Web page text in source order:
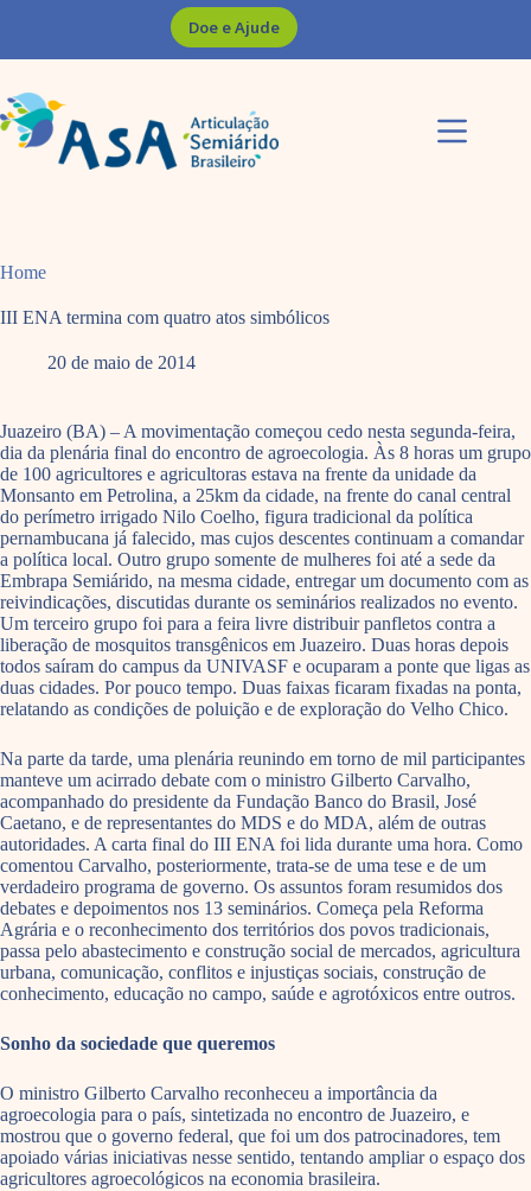
Doe e Ajude
Home
III ENA termina com quatro atos simbólicos
20 de maio de 2014
Juazeiro (BA) – A movimentação começou cedo nesta segunda-feira,
dia da plenária final do encontro de agroecologia. Às 8 horas um grupo
de 100 agricultores e agricultoras estava na frente da unidade da
Monsanto em Petrolina, a 25km da cidade, na frente do canal central
do perímetro irrigado Nilo Coelho, figura tradicional da política
pernambucana já falecido, mas cujos descentes continuam a comandar
a política local. Outro grupo somente de mulheres foi até a sede da
Embrapa Semiárido, na mesma cidade, entregar um documento com as
reivindicações, discutidas durante os seminários realizados no evento.
Um terceiro grupo foi para a feira livre distribuir panfletos contra a
liberação de mosquitos transgênicos em Juazeiro. Duas horas depois
todos saíram do campus da UNIVASF e ocuparam a ponte que ligas as
duas cidades. Por pouco tempo. Duas faixas ficaram fixadas na ponta,
relatando as condições de poluição e de exploração do Velho Chico.
Na parte da tarde, uma plenária reunindo em torno de mil participantes
manteve um acirrado debate com o ministro Gilberto Carvalho,
acompanhado do presidente da Fundação Banco do Brasil, José
Caetano, e de representantes do MDS e do MDA, além de outras
autoridades. A carta final do III ENA foi lida durante uma hora. Como
comentou Carvalho, posteriormente, trata-se de uma tese e de um
verdadeiro programa de governo. Os assuntos foram resumidos dos
debates e depoimentos nos 13 seminários. Começa pela Reforma
Agrária e o reconhecimento dos territórios dos povos tradicionais,
passa pelo abastecimento e construção social de mercados, agricultura
urbana, comunicação, conflitos e injustiças sociais, construção de
conhecimento, educação no campo, saúde e agrotóxicos entre outros.
Sonho da sociedade que queremos
O ministro Gilberto Carvalho reconheceu a importância da
agroecologia para o país, sintetizada no encontro de Juazeiro, e
mostrou que o governo federal, que foi um dos patrocinadores, tem
apoiado várias iniciativas nesse sentido, tentando ampliar o espaço dos
agricultores agroecológicos na economia brasileira.